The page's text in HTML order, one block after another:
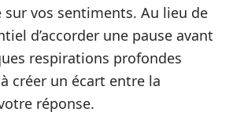
vos sentiments. Au lieu de
d’accorder une pause avant
respirations profondes
créer un écart entre la
réponse.